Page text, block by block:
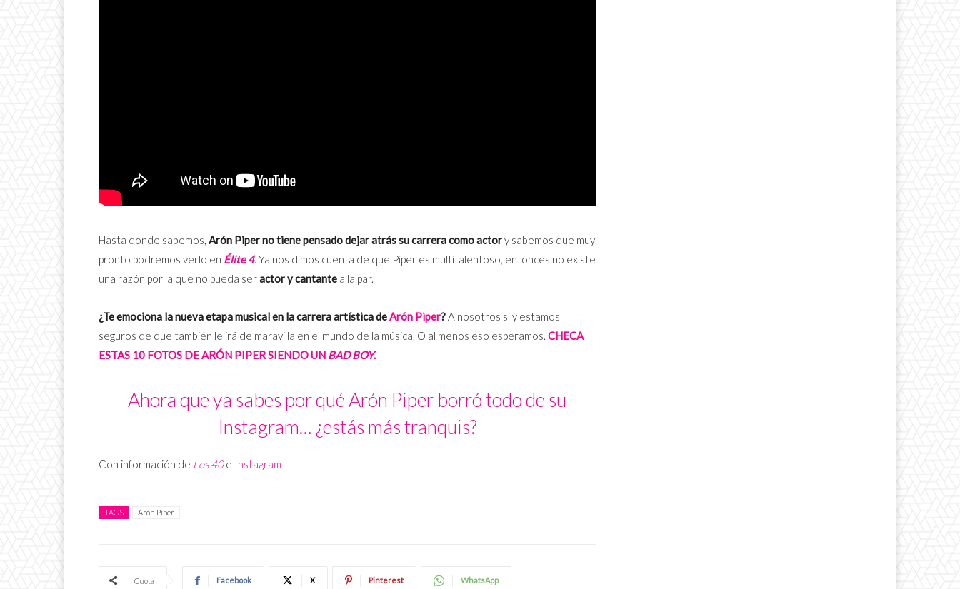
Hasta donde sabemos, Arón Piper no tiene pensado dejar atrás su carrera como actory sabemos que muy
pronto podremos verlo en Élite 4. Ya nos dimos cuenta de que Piper es multitalentoso, entonces no existe
una razón por la que no pueda seractor y cantante a la par.
¿Te emociona la nueva etapa musical en la carrera artística deArón Piper?A nosotros sí y estamos
seguros de que también le irá de maravilla en el mundo de la música. O al menos eso esperamos. CHECA
ESTAS 10 FOTOS DE ARÓN PIPER SIENDO UN BAD BOY.
Ahora que ya sabes por qué Arón Piper borró todo de su
Instagram… ¿estás más tranquis?
Con información de Los 40e Instagram
TAGS Arón Piper
Cuota Facebook X Pinterest WhatsApp